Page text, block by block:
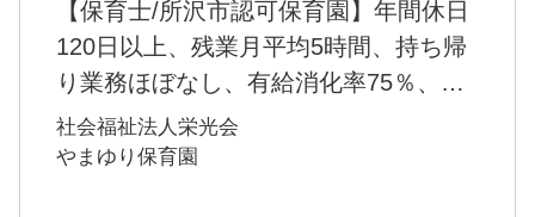
の方、未経験の方も大歓迎！
20代～ベテランの先生まで幅広い保育士がお
ります。子どもが好きで成長したいと思って
いる方であれば年齢関係なく、専門性は徐々
に身に着けていくことができます。
【保育士/所沢市認可保育園】年間休日
120日以上、残業月平均5時間、持ち帰
り業務ほぼなし、有給消化率75％、昼
食休憩は休憩室で取得。
社会福祉法人栄光会
やまゆり保育園